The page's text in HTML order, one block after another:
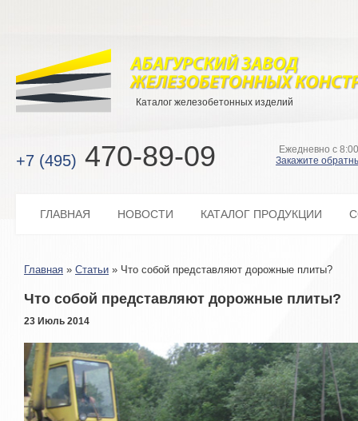
Каталог железобетонных изделий
+7 (495) 470-89-09
Ежедневно с
Закажите
ГЛАВНАЯ НОВОСТИ КАТАЛОГ ПРОДУКЦИИ
Главная » Статьи » Что собой представляют дорожные плиты?
Что собой представляют дорожные плиты?
23 Июль 2014